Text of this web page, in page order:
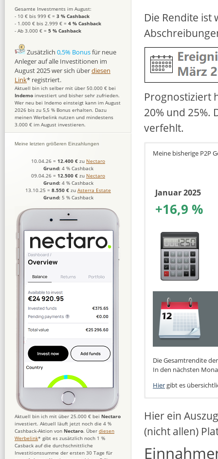
Die Rendite ist
Prognostiziert
20% und 25%.
verfehlt.
Meine bisherige P2P
Januar 2025
+16,9 %
Die Gesamtrendite
In den nächsten
Hiergibt es
Hier ein
(nicht allen)
Gesamte Investments im August:
- 10 € bis 999 € = 3 % Cashback
- 1.000 € bis 2.999 € = 4 % Cashback
- Ab 3.000 € = 5 % Cashback
Zusätzlich 0,5% Bonusfür neue
Anleger auf alle Investitionen im
August 2025 wer sich überdiesen
Link* registriert.
Aktuell bin ich selber mit über 50.000 € bei
Indemo investiert und bisher sehr zufrieden.
Wer neu bei Indemo einsteigt kann im August
2026 bis zu 5,5 % Bonus erhalten. Dazu
meinen Werbelink nutzen und mindestens
3.000 € im August investieren.
Meine letzten größeren Einzahlungen
10.04.26 = 12.400 € zu Nectaro
Grund: 4 % Cashback
09.04.26 = 12.500 € zu Nectaro
Grund: 4 % Cashback
13.10.25 = 8.550 € zu Asterra Estate
Grund: 5 % Cashback
Aktuell bin ich mit über 25.000 € bei Nectaro
investiert. Aktuell läuft jetzt noch die 4 %
Cashback-Aktion von Nectaro. Über diesen
Werbelink* gibt es zusätzlich noch 1 %
Casback auf die durchschnittliche
Investitionssumme der ersten 30 Tage für